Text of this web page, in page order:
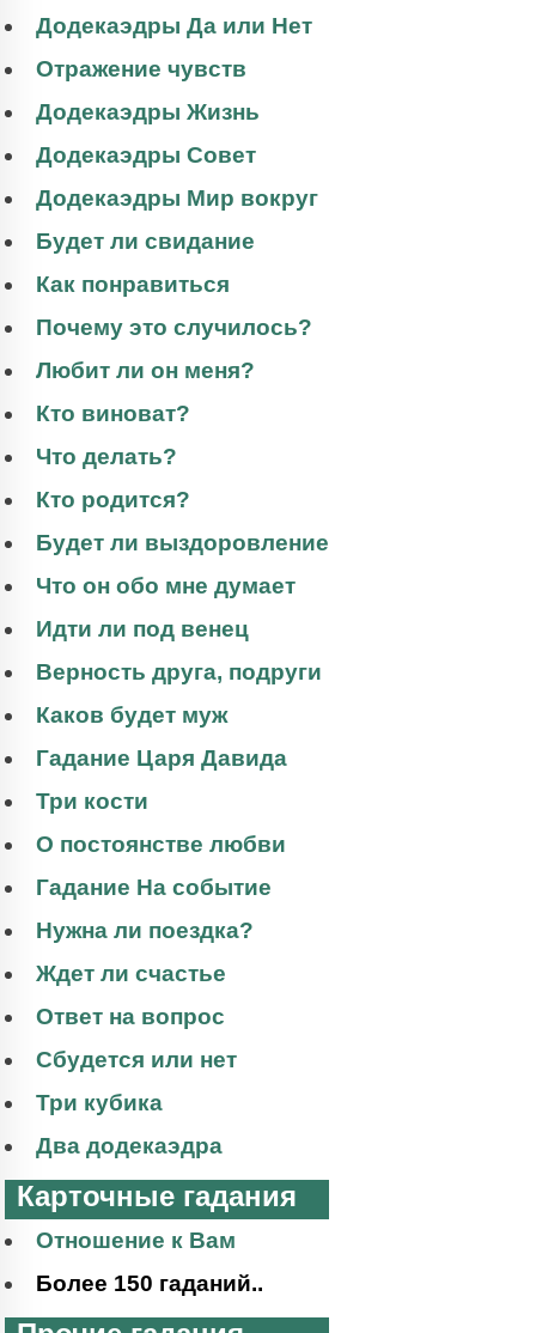
Додекаэдры Да или Нет
Отражение чувств
Додекаэдры Жизнь
Додекаэдры Совет
Додекаэдры Мир вокруг
Будет ли свидание
Как понравиться
Почему это случилось?
Любит ли он меня?
Кто виноват?
Что делать?
Кто родится?
Будет ли выздоровление
Что он обо мне думает
Идти ли под венец
Верность друга, подруги
Каков будет муж
Гадание Царя Давида
Три кости
О постоянстве любви
Гадание На событие
Нужна ли поездка?
Ждет ли счастье
Ответ на вопрос
Сбудется или нет
Три кубика
Два додекаэдра
Карточные гадания
Отношение к Вам
Более 150 гаданий..